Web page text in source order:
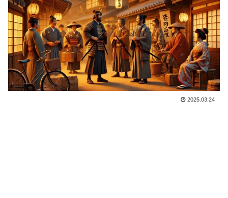
2025.03.24